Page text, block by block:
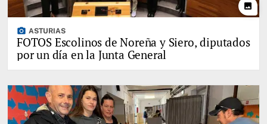
photo
photo_camera ASTURIAS
FOTOS Escolinos de Noreña y Siero, diputados
por un día en la Junta General